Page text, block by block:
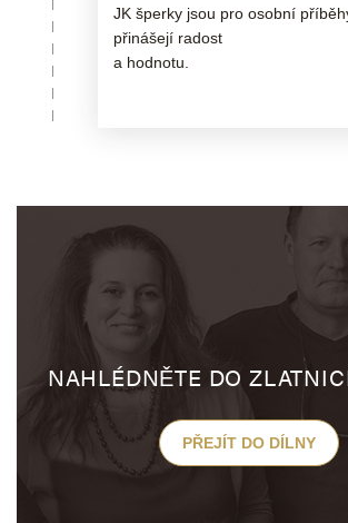
JK šperky jsou pro osobní
přinášejí radost
a hodnotu.
NAHLÉDNĚTE DO
PŘEJÍT DO DÍLNY